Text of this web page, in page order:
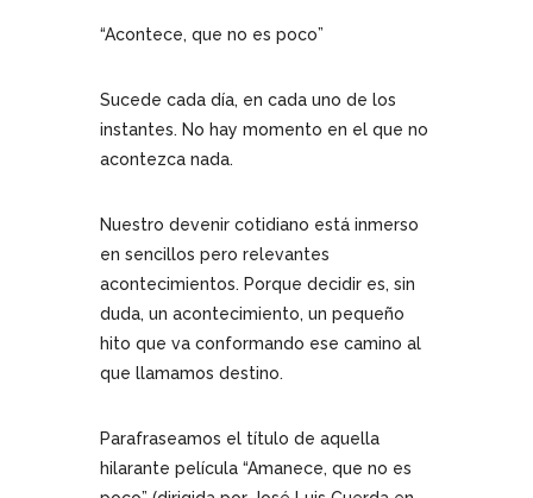
“Acontece, que no es poco”
Sucede cada día, en cada uno de los
instantes. No hay momento en el que no
acontezca nada.
Nuestro devenir cotidiano está inmerso
en sencillos pero relevantes
acontecimientos. Porque decidir es, sin
duda, un acontecimiento, un pequeño
hito que va conformando ese camino al
que llamamos destino.
Parafraseamos el título de aquella
hilarante película “Amanece, que no es